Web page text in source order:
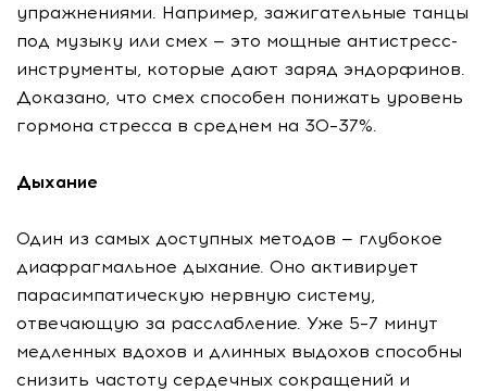
упражнениями. Например, зажигательные танцы
под музыку или смех — это мощные антистресс-
инструменты, которые дают заряд эндорфинов.
Доказано, что смех способен понижать уровень
гормона стресса в среднем на 30–37%.
Дыхание
Один из самых доступных методов — глубокое
диафрагмальное дыхание. Оно активирует
парасимпатическую нервную систему,
отвечающую за расслабление. Уже 5–7 минут
медленных вдохов и длинных выдохов способны
снизить частоту сердечных сокращений и